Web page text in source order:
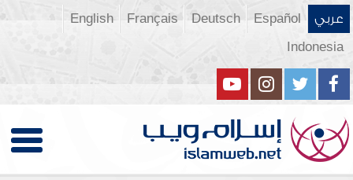
عربي Español
Deutsch
Français
English
Indonesia